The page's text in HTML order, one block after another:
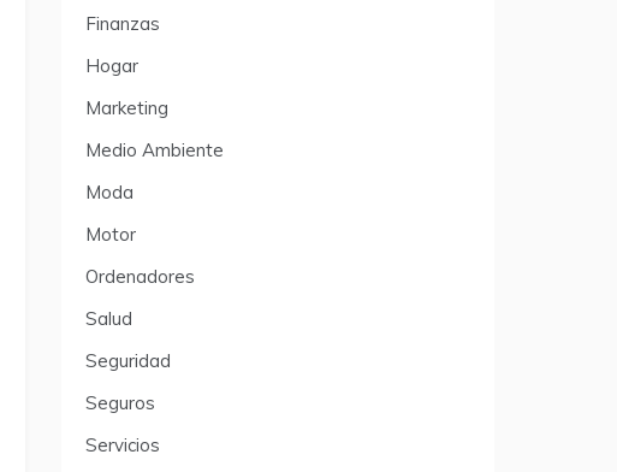
Finanzas
Hogar
Marketing
Medio Ambiente
Moda
Motor
Ordenadores
Salud
Seguridad
Seguros
Servicios